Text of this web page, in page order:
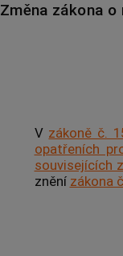
Změna zákona
V zákoně č.
opatřeních
souvisejících
znění zákona